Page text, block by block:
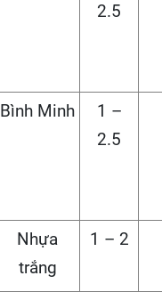
2.5
Bình Minh
1 –
2.5
Nhựa
trắng
1 – 2